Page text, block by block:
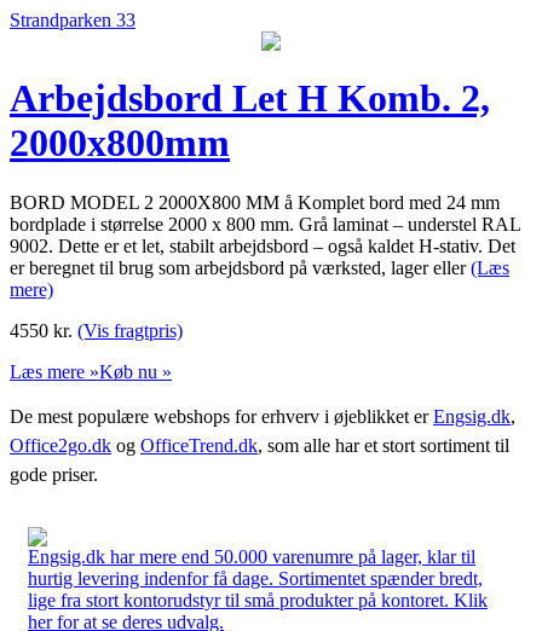
Strandparken 33
Arbejdsbord Let H Komb. 2,
2000x800mm
BORD MODEL 2 2000X800 MM å Komplet bord med 24 mm
bordplade i størrelse 2000 x 800 mm. Grå laminat – understel RAL
9002. Dette er et let, stabilt arbejdsbord – også kaldet H-stativ. Det
er beregnet til brug som arbejdsbord på værksted, lager eller(Læs
mere)
4550 kr. (Vis fragtpris)
Læs mere »Køb nu »
De mest populære webshops for erhverv i øjeblikket erEngsig.dk,
Office2go.dk og OfficeTrend.dk, som alle har et stort sortiment til
gode priser.
Engsig.dk har mere end 50.000 varenumre på lager, klar til
hurtig levering indenfor få dage. Sortimentet spænder bredt,
lige fra stort kontorudstyr til små produkter på kontoret. Klik
her for at se deres udvalg.